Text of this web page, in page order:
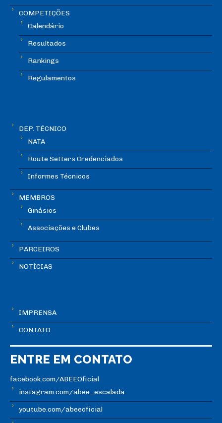
COMPETIÇÕES
Calendário
Resultados
Rankings
Regulamentos
DEP. TÉCNICO
NATA
Route Setters Credenciados
Informes Técnicos
MEMBROS
Ginásios
Associações e Clubes
PARCEIROS
NOTÍCIAS
IMPRENSA
CONTATO
ENTRE EM CONTATO
facebook.com/ABEEOficial
instagram.com/abee_escalada
youtube.com/abeeoficial